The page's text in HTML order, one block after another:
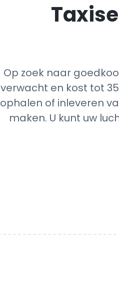
Op zoek naar
verwacht en kost tot
ophalen of inleveren
maken. U kunt uw